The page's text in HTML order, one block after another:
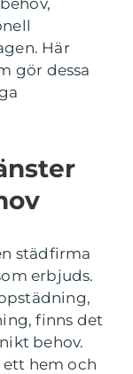
Här
gör dessa
städfirma
erbjuds.
finns det
behov.
ett hem och